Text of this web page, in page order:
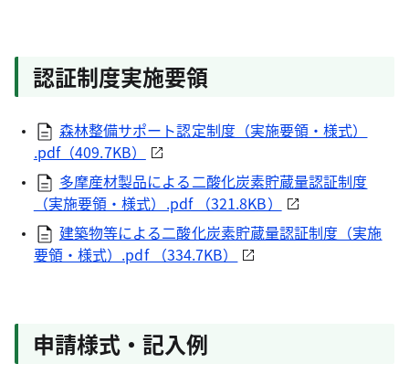
認証制度実施要領
森林整備サポート認定制度（実施要領・様式）
.pdf（409.7KB）
多摩産材製品による二酸化炭素貯蔵量認証制度
（実施要領・様式）.pdf （321.8KB）
建築物等による二酸化炭素貯蔵量認証制度（実施
要領・様式）.pdf （334.7KB）
申請様式・記入例